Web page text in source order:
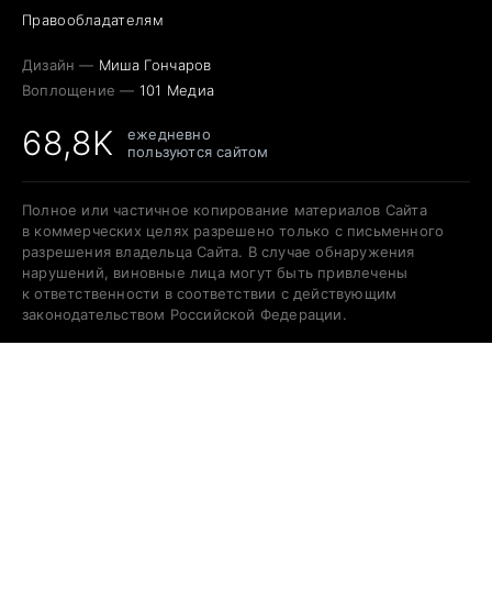
Правообладателям
Дизайн — Миша Гончаров
Воплощение — 101 Медиа
68,8K
ежедневно
пользуются сайтом
Полное или частичное копирование материалов Сайта
в коммерческих целях разрешено только с письменного
разрешения владельца Сайта. В случае обнаружения
нарушений, виновные лица могут быть привлечены
к ответственности в соответствии с действующим
законодательством Российской Федерации.